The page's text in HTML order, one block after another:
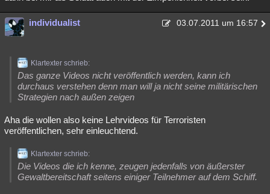
individualist 03.07.2011 um 16:57
Klartexter schrieb:
Das ganze Videos nicht veröffentlich werden, kann ich
durchaus verstehen denn man will ja nicht seine militärischen
Strategien nach außen zeigen
Aha die wollen also keine Lehrvideos für Terroristen
veröffentlichen, sehr einleuchtend.
Klartexter schrieb:
Die Videos die ich kenne, zeugen jedenfalls von äußerster
Gewaltbereitschaft seitens einiger Teilnehmer auf dem Schiff.